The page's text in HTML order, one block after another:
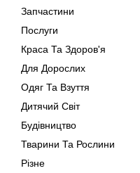
Запчастини
Послуги
Краса Та Здоров'я
Для Дорослих
Одяг Та Взуття
Дитячий Світ
Будівництво
Тварини Та Рослини
Різне